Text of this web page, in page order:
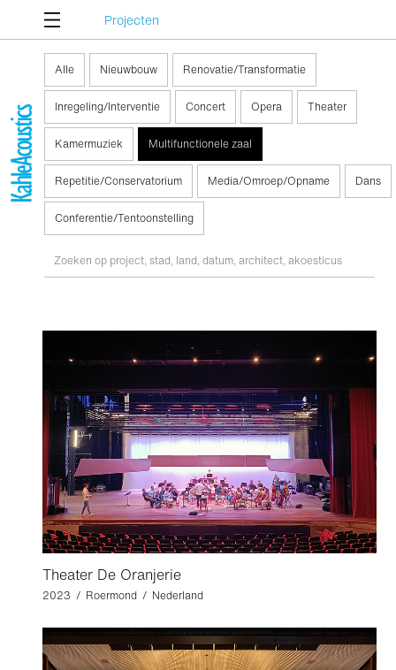
Projecten
Alle Nieuwbouw Renovatie/Transformatie
Inregeling/Interventie Concert Opera Theater
Kamermuziek Multifunctionele zaal
Repetitie/Conservatorium Media/Omroep/Opname Dans
Conferentie/Tentoonstelling
Theater De Oranjerie
2023 / Roermond / Nederland